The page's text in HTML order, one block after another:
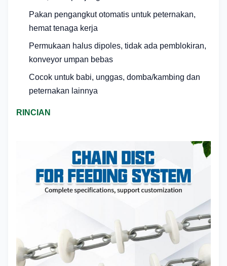
Pakan pengangkut otomatis untuk peternakan,
hemat tenaga kerja
Permukaan halus dipoles, tidak ada pemblokiran,
konveyor umpan bebas
Cocok untuk babi, unggas, domba/kambing dan
peternakan lainnya
RINCIAN